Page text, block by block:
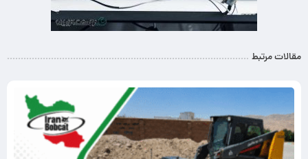
مقالات مرتبط